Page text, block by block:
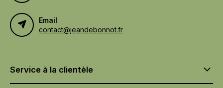
Email
contact@jeandebonnot.fr
Service à la clientèle